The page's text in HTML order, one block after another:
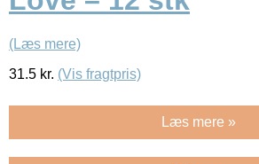
(Læs mere)
31.5 kr. (Vis fragtpris)
Læs mere »